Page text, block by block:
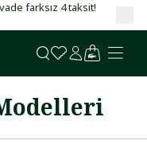
farksız 4 taksit!